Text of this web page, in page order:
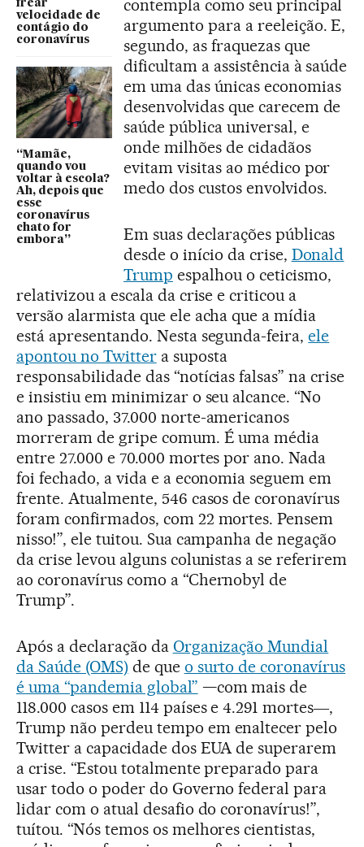
frear
velocidade de
contágio do
coronavírus
“Mamãe,
quando vou
voltar à escola?
Ah, depois que
esse
coronavírus
chato for
embora”
contempla como seu principal
argumento para a reeleição. E,
segundo, as fraquezas que
dificultam a assistência à saúde
em uma das únicas economias
desenvolvidas que carecem de
saúde pública universal, e
onde milhões de cidadãos
evitam visitas ao médico por
medo dos custos envolvidos.
Em suas declarações públicas
desde o início da crise, Donald
Trump espalhou o ceticismo,
relativizou a escala da crise e criticou a
versão alarmista que ele acha que a mídia
está apresentando. Nesta segunda-feira,ele
apontou no Twittera suposta
responsabilidade das “notícias falsas” na crise
e insistiu em minimizar o seu alcance. “No
ano passado, 37.000 norte-americanos
morreram de gripe comum. É uma média
entre 27.000 e 70.000 mortes por ano. Nada
foi fechado, a vida e a economia seguem em
frente. Atualmente, 546 casos de coronavírus
foram confirmados, com 22 mortes. Pensem
nisso!”, ele tuitou. Sua campanha de negação
da crise levou alguns colunistas a se referirem
ao coronavírus como a “Chernobyl de
Trump”.
Após a declaração da Organização Mundial
da Saúde (OMS) de que o surto de coronavírus
é uma “pandemia global” —com mais de
118.000 casos em 114 países e 4.291 mortes―,
Trump não perdeu tempo em enaltecer pelo
Twitter a capacidade dos EUA de superarem
a crise. “Estou totalmente preparado para
usar todo o poder do Governo federal para
lidar com o atual desafio do coronavírus!”,
tuítou. “Nós temos os melhores cientistas,